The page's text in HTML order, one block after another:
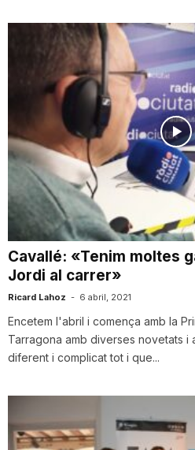
Cavallé: «Tenim moltes
Jordi al carrer»
Ricard Lahoz - 6 abril, 2021
Encetem l'abril i comença amb la
Tarragona amb diverses novetats i
diferent i complicat tot i que...